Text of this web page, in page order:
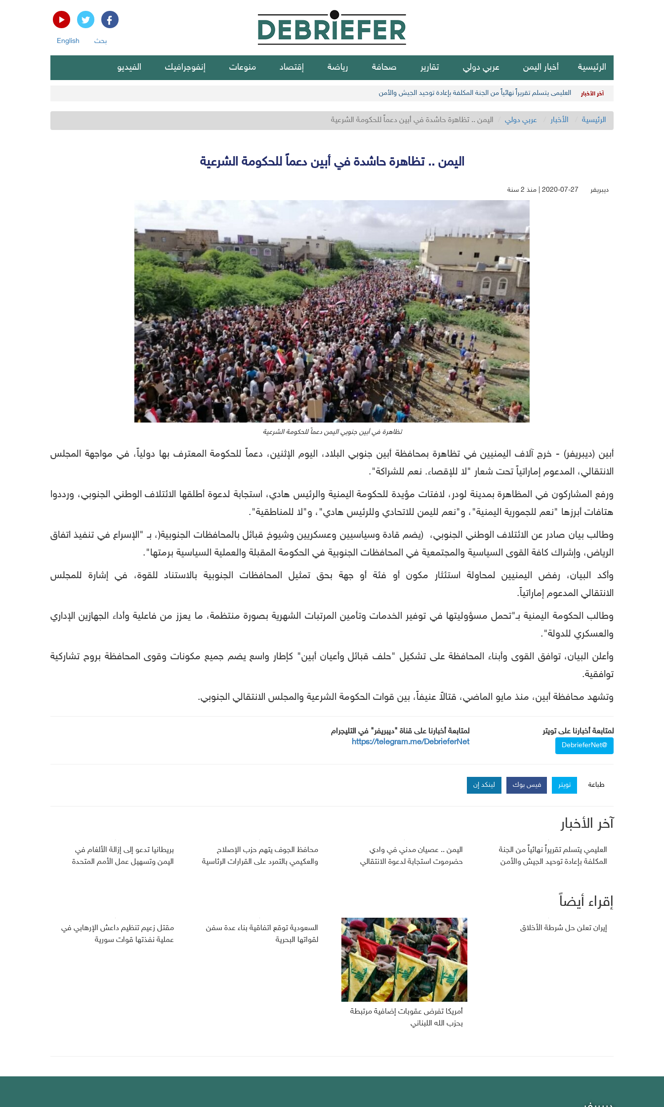
بحث English
الرئيسية أخبار اليمن عربي دولي تقارير صحافة رياضة إقتصاد منوعات إنفوجرافيك الفيديو
آخر الأخبار العليمي يتسلم تقريراً نهائياً من الجنة المكلفة بإعادة توحيد الجيش والأمن
الرئيسية الأخبار عربي دولي اليمن .. تظاهرة حاشدة في أبين دعماً للحكومة الشرعية
اليمن .. تظاهرة حاشدة في أبين دعماً للحكومة الشرعية
ديبريفر 2020-07-27 | منذ 2 سنة
تظاهرة في أبين جنوبي اليمن دعماً للحكومة الشرعية
أبين (ديبريفر) - خرج آلاف اليمنيين في تظاهرة بمحافظة أبين جنوبي البلاد، اليوم الإثنين، دعماً للحكومة المعترف بها دولياً، في مواجهة المجلس
الانتقالي، المدعوم إماراتياً تحت شعار "لا للإقصاء. نعم للشراكة".
ورفع المشاركون في المظاهرة بمدينة لودر، لافتات مؤيدة للحكومة اليمنية والرئيس هادي، استجابة لدعوة أطلقها الائتلاف الوطني الجنوبي، ورددوا
هتافات أبرزها "نعم للجمورية اليمنية"، و"نعم لليمن للاتحادي وللرئيس هادي"، و"لا للمناطقية".
وطالب بيان صادر عن الائتلاف الوطني الجنوبي، (يضم قادة وسياسيين وعسكريين وشيوخ قبائل بالمحافظات الجنوبية(، بـ "الإسراع في تنفيذ اتفاق
الرياض، وإشراك كافة القوى السياسية والمجتمعية في المحافظات الجنوبية في الحكومة المقبلة والعملية السياسية برمتها".
وأكد البيان، رفض اليمنيين لمحاولة استئثار مكون أو فئة أو جهة بحق تمثيل المحافظات الجنوبية بالاستناد للقوة، في إشارة للمجلس
الانتقالي المدعوم إماراتياً.
وطالب الحكومة اليمنية بـ"تحمل مسؤوليتها في توفير الخدمات وتأمين المرتبات الشهرية بصورة منتظمة، ما يعزز من فاعلية وأداء الجهازين الإداري
والعسكري للدولة".
وأعلن البيان، توافق القوى وأبناء المحافظة على تشكيل "حلف قبائل وأعيان أبين" كإطار واسع يضم جميع مكونات وقوى المحافظة بروح تشاركية
توافقية.
وتشهد محافظة أبين، منذ مايو الماضي، قتالاً عنيفاً، بين قوات الحكومة الشرعية والمجلس الانتقالي الجنوبي.
لمتابعة أخبارنا على تويتر
@DebrieferNet
لمتابعة أخبارنا على قناة "ديبريفر" في التليجرام
https://telegram.me/DebrieferNet
طباعة تويتر فيس بوك لينكد إن
آخر الأخبار
العليمي يتسلم تقريراً نهائياً من الجنة
المكلفة بإعادة توحيد الجيش والأمن
اليمن .. عصيان مدني في وادي
حضرموت استجابة لدعوة الانتقالي
محافظ الجوف يتهم حزب الإصلاح
والعكيمي بالتمرد على القرارات الرئاسية
بريطانيا تدعو إلى إزالة الألغام في
اليمن وتسهيل عمل الأمم المتحدة
إقراء أيضاً
إيران تعلن حل شرطة الأخلاق
أمريكا تفرض عقوبات إضافية مرتبطة
بحزب الله اللبناني
السعودية توقع اتفاقية بناء عدة سفن
لقواتها البحرية
مقتل زعيم تنظيم داعش الإرهابي في
عملية نفذتها قوات سورية